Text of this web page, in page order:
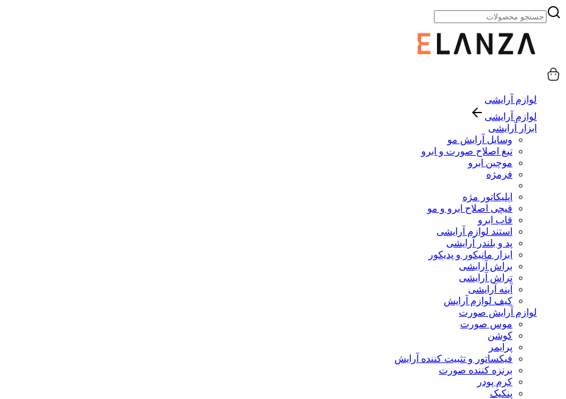
لوازم آرایشی
لوازم آرایشی
ابزار آرایشی
وسایل آرایش مو
تیغ اصلاح صورت و ابرو
موچین ابرو
فرمژه
اپلیکاتور مژه
قیچی اصلاح ابرو و مو
قاب ابرو
استند لوازم آرایشی
پد و بلندر آرایشی
ابزار مانیکور و پدیکور
براش آرایشی
تراش آرایشی
آینه آرایشی
کیف لوازم آرایش
لوازم آرایش صورت
موس صورت
کوشن
پرایمر
فیکساتور و تثبیت کننده آرایش
برنزه کننده صورت
کرم پودر
پنکیک